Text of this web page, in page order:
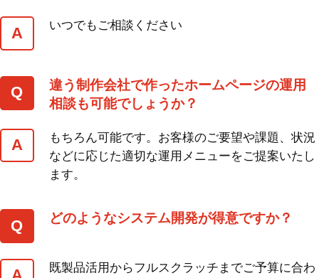
いつでもご相談ください
違う制作会社で作ったホームページの運用
相談も可能でしょうか？
もちろん可能です。お客様のご要望や課題、状況
などに応じた適切な運用メニューをご提案いたし
ます。
どのようなシステム開発が得意ですか？
既製品活用からフルスクラッチまでご予算に合わ